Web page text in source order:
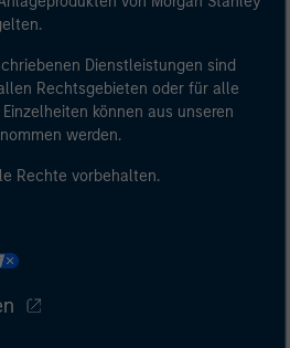
nationaler oder regionaler
wie die Weltbank, der
andere vergleichbare
die auf eigene Rechnung
von der Definition der
Landes abweichen kann, von
zugegriffen wird.
Dienstleistungen sind
Rechtsgebieten oder für alle
können aus unseren
werden.
Rechte vorbehalten.